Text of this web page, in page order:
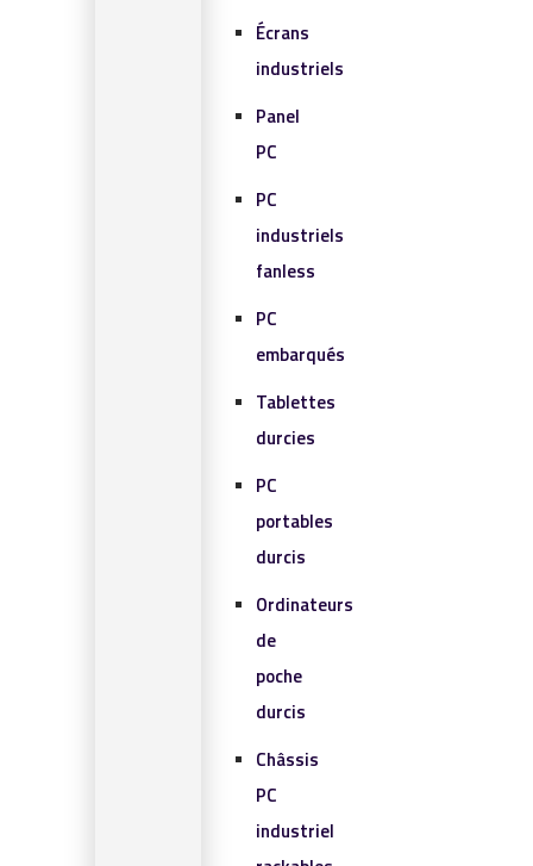
Écrans
industriels
Panel
PC
PC
industriels
fanless
PC
embarqués
Tablettes
durcies
PC
portables
durcis
Ordinateurs
de
poche
durcis
Châssis
PC
industriel